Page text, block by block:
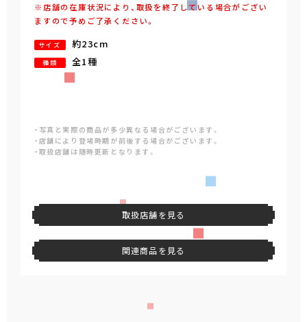
※店舗の在庫状況により、取扱を終了している場合がござい
ますので予めご了承ください。
サイズ 約23cm
種類 全1種
・写真と実際の商品が多少異なる場合がございます。
・店舗により登場時期が前後する場合がございます。
・取扱店舗は随時更新となります。
取扱店舗を見る
関連商品を見る